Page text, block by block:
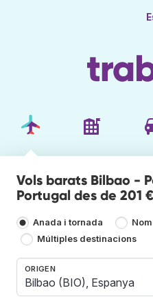
Vols barats Bilbao -
Portugal des de 201 €
Anada i tornada
Múltiples destinacions
ORIGEN